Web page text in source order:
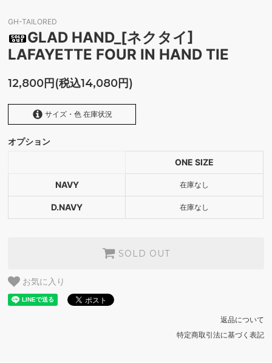
GH-TAILORED
GLAD HAND_[ネクタイ]
LAFAYETTE FOUR IN HAND TIE
12,800円(税込14,080円)
サイズ・色 在庫状況
NAVY
SOLD OUT
オプション
ONE SIZE
NAVY 在庫なし
D.NAVY 在庫なし
SOLD OUT
お気に入り
返品について
特定商取引法に基づく表記